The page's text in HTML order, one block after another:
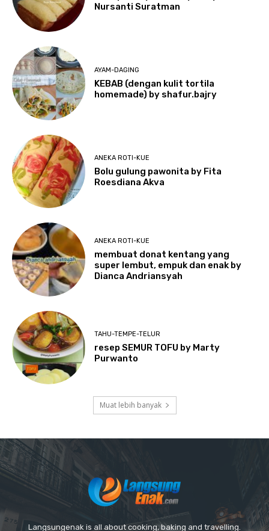
Nursanti Suratman
AYAM-DAGING
KEBAB (dengan kulit tortila
homemade) by shafur.bajry
ANEKA ROTI-KUE
Bolu gulung pawonita by Fita
Roesdiana Akva
ANEKA ROTI-KUE
membuat donat kentang yang
super lembut, empuk dan enak by
Dianca Andriansyah
TAHU-TEMPE-TELUR
resep SEMUR TOFU by Marty
Purwanto
Muat lebih banyak
Langsungenak is all about cooking, baking and travelling.